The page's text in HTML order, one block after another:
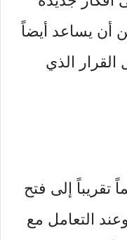
أن يساعد أيضاً
الذي
تقريباً إلى فتح
التعامل مع